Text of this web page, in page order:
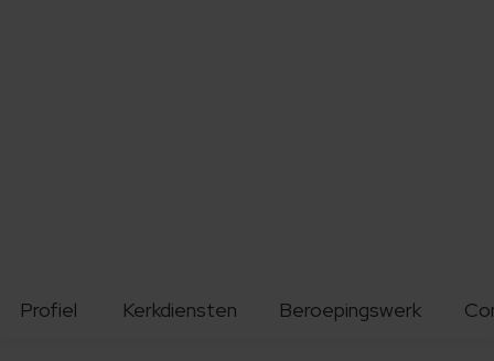
Profiel Kerkdiensten Beroepingswerk